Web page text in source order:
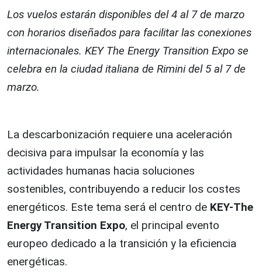
Los vuelos estarán disponibles del 4 al 7 de marzo
con horarios diseñados para facilitar las conexiones
internacionales. KEY The Energy Transition Expo se
celebra en la ciudad italiana de Rimini del 5 al 7 de
marzo.
La descarbonización requiere una aceleración
decisiva para impulsar la economía y las
actividades humanas hacia soluciones
sostenibles, contribuyendo a reducir los costes
energéticos. Este tema será el centro de KEY-The
Energy Transition Expo, el principal evento
europeo dedicado a la transición y la eficiencia
energéticas.